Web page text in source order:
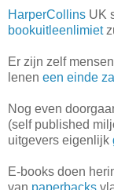
HarperCollins UK
bookuitleenlimiet
Er zijn zelf
lenen een einde
Nog even
(self published
uitgevers eigenlijk
E-books doen